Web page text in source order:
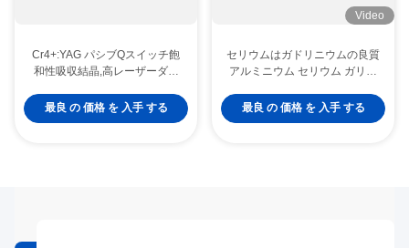
Cr4+:YAG パシブQスイッチ飽
和性吸収結晶,高レーザーダメ
周波数操作
最良 の 価格 を 入手 する
Video
セリウムはガドリニウムの良質
アルミニウム セリウム ガリウ
加した
最良 の 価格 を 入手 する